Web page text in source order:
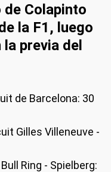
Colapinto
la F1, luego
previa del
de Barcelona: 30
Gilles Villeneuve -
Ring - Spielberg: